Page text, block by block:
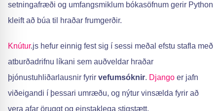
setningafræði og umfangsmiklum bókasöfnum gerir Python
kleift að búa til hraðar frumgerðir.
Knútur.js hefur einnig fest sig í sessi meðal efstu stafla með
atburðadrifnu líkani sem auðveldar hraðar
þjónustuhliðarlausnir fyrir vefumsóknir. Django er jafn
viðeigandi í þessari umræðu, og nýtur vinsælda fyrir að
vera afar öruggt og einstaklega stigstætt.